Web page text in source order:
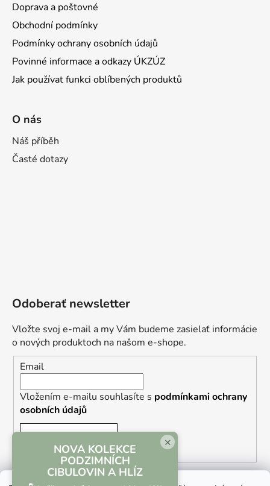
Doprava a poštovné
Obchodní podmínky
Podmínky ochrany osobních údajů
Povinné informace a odkazy ÚKZÚZ
Jak používat funkci oblíbených produktů
O nás
Náš příběh
Časté dotazy
Odoberať newsletter
Vložte svoj e-mail a my Vám budeme zasielať informácie
o nových produktoch na našom e-shope.
Email
Vložením e-mailu souhlasíte s podmínkami ochrany
osobních údajů
×
NOVÁ KOLEKCE
PODZIMNÍCH
CIBULOVIN A HLÍZ